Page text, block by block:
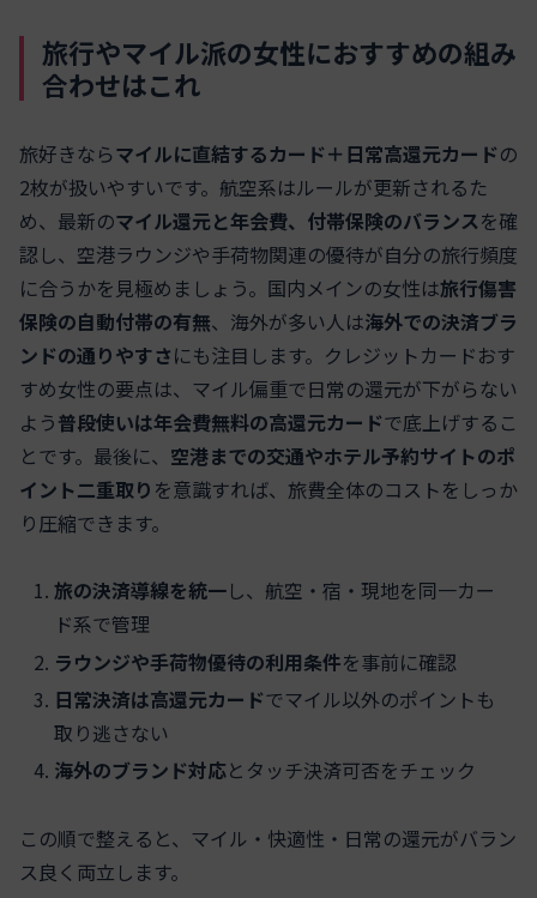
旅行やマイル派の女性におすすめの組み
合わせはこれ
旅好きならマイルに直結するカード＋日常高還元カードの
2枚が扱いやすいです。航空系はルールが更新されるた
め、最新のマイル還元と年会費、付帯保険のバランスを確
認し、空港ラウンジや手荷物関連の優待が自分の旅行頻度
に合うかを見極めましょう。国内メインの女性は旅行傷害
保険の自動付帯の有無、海外が多い人は海外での決済ブラ
ンドの通りやすさにも注目します。クレジットカードおす
すめ女性の要点は、マイル偏重で日常の還元が下がらない
よう普段使いは年会費無料の高還元カードで底上げするこ
とです。最後に、 空港までの交通やホテル予約サイトのポ
イント二重取り を意識すれば、旅費全体のコストをしっか
り圧縮できます。
旅の決済導線を統一し、航空・宿・現地を同一カー
ド系で管理
ラウンジや手荷物優待の利用条件を事前に確認
日常決済は高還元カードでマイル以外のポイントも
取り逃さない
海外のブランド対応とタッチ決済可否をチェック
この順で整えると、マイル・快適性・日常の還元がバラン
ス良く両立します。